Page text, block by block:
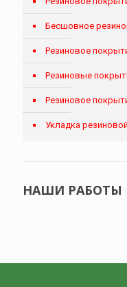
Бесшовное
Резиновое
Резиновые
Резиновое
Укладка
НАШИ РАБОТЫ